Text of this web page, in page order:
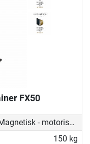
FX50
Magnetisk - motoriseret
150 kg